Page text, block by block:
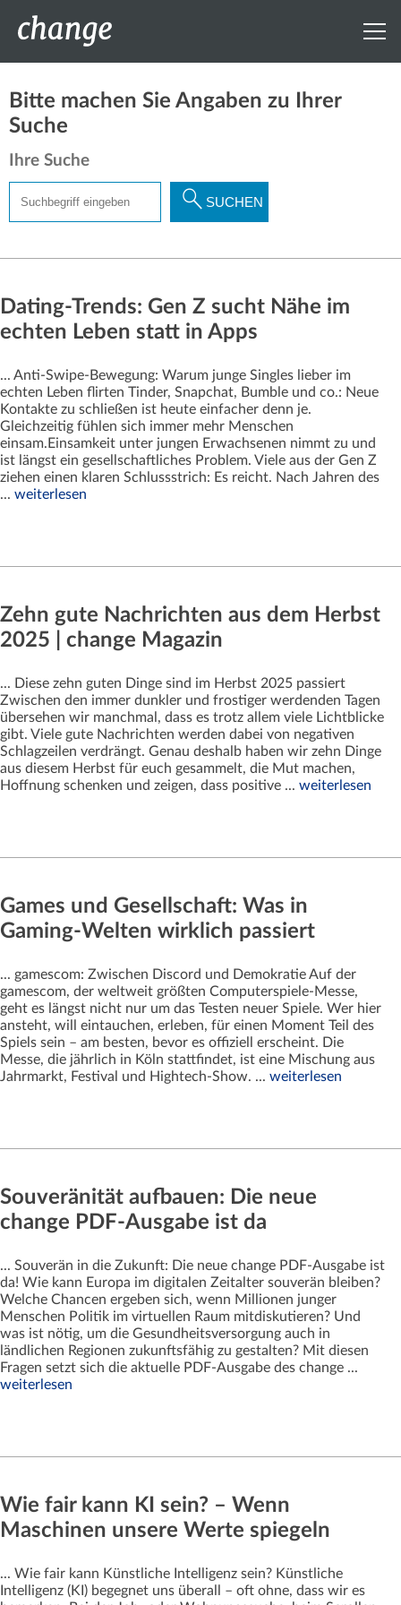
Bitte machen Sie Angaben zu Ihrer
Suche
Ihre Suche
Suchbegriff
eingebenSUCHEN
Dating-Trends: Gen Z sucht Nähe im
echten Leben statt in Apps
... Anti-Swipe-Bewegung: Warum junge Singles lieber im
echten Leben flirten Tinder, Snapchat, Bumble und co.: Neue
Kontakte zu schließen ist heute einfacher denn je.
Gleichzeitig fühlen sich immer mehr Menschen
einsam.Einsamkeit unter jungen Erwachsenen nimmt zu und
ist längst ein gesellschaftliches Problem. Viele aus der Gen Z
ziehen einen klaren Schlussstrich: Es reicht. Nach Jahren des
... weiterlesen
Zehn gute Nachrichten aus dem Herbst
2025 | change Magazin
... Diese zehn guten Dinge sind im Herbst 2025 passiert
Zwischen den immer dunkler und frostiger werdenden Tagen
übersehen wir manchmal, dass es trotz allem viele Lichtblicke
gibt. Viele gute Nachrichten werden dabei von negativen
Schlagzeilen verdrängt. Genau deshalb haben wir zehn Dinge
aus diesem Herbst für euch gesammelt, die Mut machen,
Hoffnung schenken und zeigen, dass positive ... weiterlesen
Games und Gesellschaft: Was in
Gaming-Welten wirklich passiert
... gamescom: Zwischen Discord und Demokratie Auf der
gamescom, der weltweit größten Computerspiele-Messe,
geht es längst nicht nur um das Testen neuer Spiele. Wer hier
ansteht, will eintauchen, erleben, für einen Moment Teil des
Spiels sein – am besten, bevor es offiziell erscheint. Die
Messe, die jährlich in Köln stattfindet, ist eine Mischung aus
Jahrmarkt, Festival und Hightech-Show. ... weiterlesen
Souveränität aufbauen: Die neue
change PDF-Ausgabe ist da
... Souverän in die Zukunft: Die neue change PDF-Ausgabe ist
da! Wie kann Europa im digitalen Zeitalter souverän bleiben?
Welche Chancen ergeben sich, wenn Millionen junger
Menschen Politik im virtuellen Raum mitdiskutieren? Und
was ist nötig, um die Gesundheitsversorgung auch in
ländlichen Regionen zukunftsfähig zu gestalten? Mit diesen
Fragen setzt sich die aktuelle PDF-Ausgabe des change ...
weiterlesen
Wie fair kann KI sein? – Wenn
Maschinen unsere Werte spiegeln
... Wie fair kann Künstliche Intelligenz sein? Künstliche
Intelligenz (KI) begegnet uns überall – oft ohne, dass wir es